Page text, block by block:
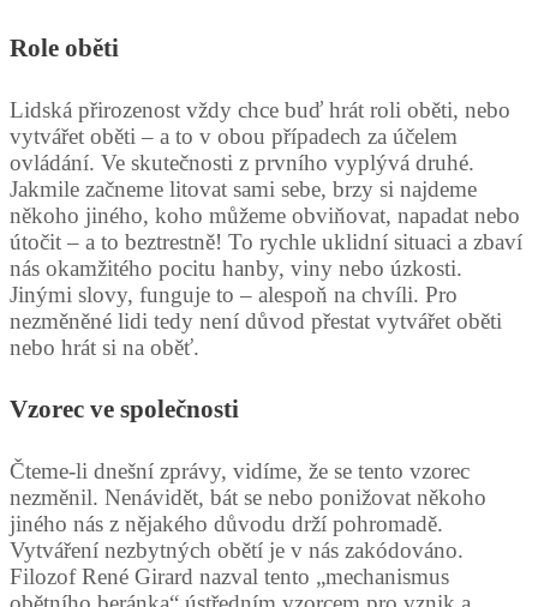
Role oběti
Lidská přirozenost vždy chce buď hrát roli oběti, nebo
vytvářet oběti – a to v obou případech za účelem
ovládání. Ve skutečnosti z prvního vyplývá druhé.
Jakmile začneme litovat sami sebe, brzy si najdeme
někoho jiného, koho můžeme obviňovat, napadat nebo
útočit – a to beztrestně! To rychle uklidní situaci a zbaví
nás okamžitého pocitu hanby, viny nebo úzkosti.
Jinými slovy, funguje to – alespoň na chvíli. Pro
nezměněné lidi tedy není důvod přestat vytvářet oběti
nebo hrát si na oběť.
Vzorec ve společnosti
Čteme-li dnešní zprávy, vidíme, že se tento vzorec
nezměnil. Nenávidět, bát se nebo ponižovat někoho
jiného nás z nějakého důvodu drží pohromadě.
Vytváření nezbytných obětí je v nás zakódováno.
Filozof René Girard nazval tento „mechanismus